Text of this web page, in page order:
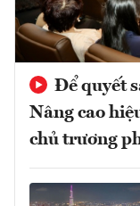
Để quyết
Nâng cao
chủ trương